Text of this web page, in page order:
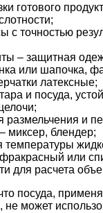
готового
с точностью
– защитная
или шапочка,
латексные;
и посуда,
размельчения и
миксер, блендер;
температуры
или
для расчета
посуда,
не может